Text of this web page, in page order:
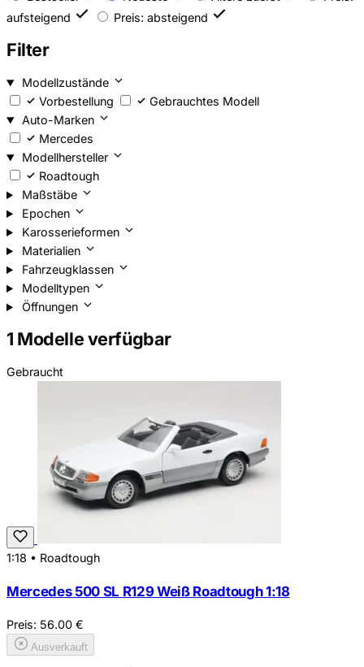
aufsteigend
Preis: absteigend
Filter
Modellzustände
Vorbestellung
Gebrauchtes Modell
Auto-Marken
Mercedes
Modellhersteller
Roadtough
Maßstäbe
Epochen
Karosserieformen
Materialien
Fahrzeugklassen
Modelltypen
Öffnungen
1 Modelle verfügbar
Gebraucht
1:18 • Roadtough
Mercedes 500 SL R129 Weiß Roadtough 1:18
Preis: 56.00 €
Ausverkauft